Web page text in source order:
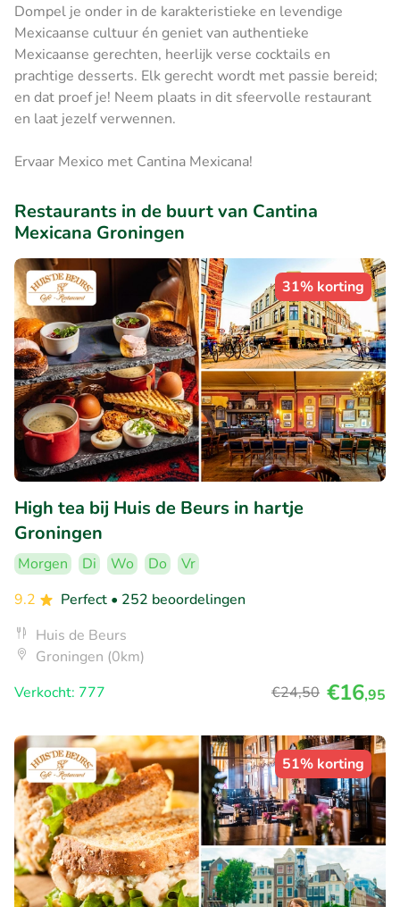
Dompel je onder in de karakteristieke en levendige
Mexicaanse cultuur én geniet van authentieke
Mexicaanse gerechten, heerlijk verse cocktails en
prachtige desserts. Elk gerecht wordt met passie bereid;
en dat proef je! Neem plaats in dit sfeervolle restaurant
en laat jezelf verwennen.
Ervaar Mexico met Cantina Mexicana!
Restaurants in de buurt van Cantina
Mexicana Groningen
31% korting
High tea bij Huis de Beurs in hartje
Groningen
Morgen Di Wo Do
Vr
9.2
Perfect • 252 beoordelingen
Huis de Beurs
Groningen (0km)
Verkocht: 777
€24,50 €16,95
51% korting